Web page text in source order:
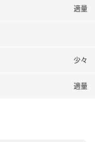
適量
少々
適量